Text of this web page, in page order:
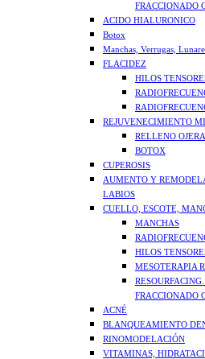
FRACCIONADO
ACIDO HIALURONICO
Botox
Manchas, Verrugas,
FLACIDEZ
HILOS
REJUVENECIMIENTO
RELLENO
BOTOX
CUPEROSIS
AUMENTO Y
LABIOS
CUELLO, ESCOTE,
MANCHAS
HILOS
MESOTERAPIA
FRACCIONADO
ACNÉ
BLANQUEAMIENTO
RINOMODELACIÓN
VITAMINAS,